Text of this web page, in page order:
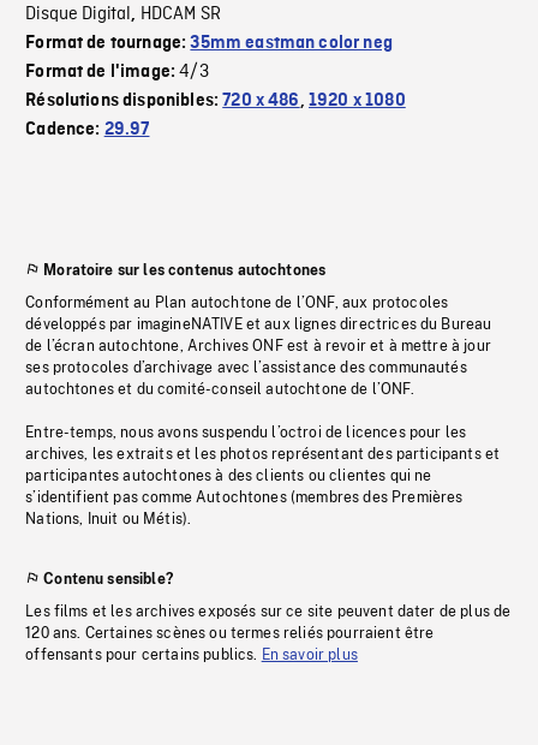
Disque Digital, HDCAM SR
Format de tournage:35mm eastman color neg
Format de l'image:4/3
Résolutions disponibles:720 x 486, 1920 x 1080
Cadence: 29.97
Moratoire sur les contenus autochtones
Conformément au Plan autochtone de l’ONF, aux protocoles
développés par imagineNATIVE et aux lignes directrices du Bureau
de l’écran autochtone, Archives ONF est à revoir et à mettre à jour
ses protocoles d’archivage avec l’assistance des communautés
autochtones et du comité-conseil autochtone de l’ONF.
Entre-temps, nous avons suspendu l’octroi de licences pour les
archives, les extraits et les photos représentant des participants et
participantes autochtones à des clients ou clientes qui ne
s’identifient pas comme Autochtones (membres des Premières
Nations, Inuit ou Métis).
Contenu sensible?
Les films et les archives exposés sur ce site peuvent dater de plus de
120 ans. Certaines scènes ou termes reliés pourraient être
offensants pour certains publics. En savoir plus